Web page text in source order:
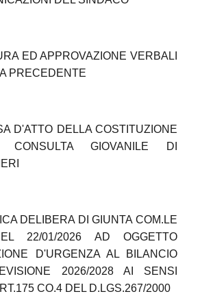
ED APPROVAZIONE VERBALI
PRECEDENTE
D'ATTO DELLA COSTITUZIONE
CONSULTA GIOVANILE DI
DELIBERA DI GIUNTA COM.LE
22/01/2026 AD OGGETTO
D'URGENZA AL BILANCIO
2026/2028 AI SENSI
CO.4 DEL D.LGS.267/2000